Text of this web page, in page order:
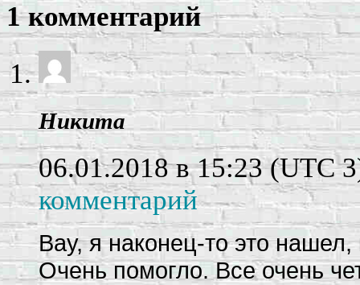
1 комментарий
Никита
06.01.2018 в 15:23(UTC
комментарий
Вау, я наконец-то это
Очень помогло. Все очень